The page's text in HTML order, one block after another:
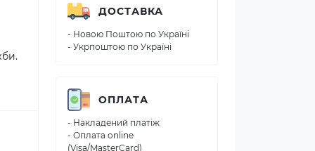
ДОСТАВКА
- Новою Поштою по Україні
- Укрпоштою по Україні
ОПЛАТА
- Накладений платіж
- Оплата online
(Visa/MasterCard)